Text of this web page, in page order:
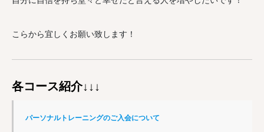
こらから宜しくお願い致します！
各コース紹介↓↓↓
パーソナルトレーニングのご入会について